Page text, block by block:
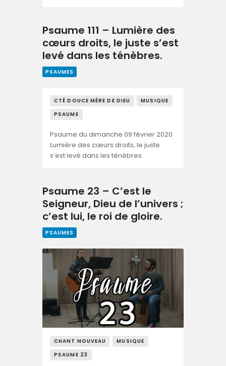
Psaume 111 – Lumière des
cœurs droits, le juste s’est
levé dans les ténèbres.
PSAUMES
CTÉ DOUCE MÈRE DE DIEU
MUSIQUE
PSAUME
Psaume du dimanche 09 février 2020
Lumière des cœurs droits, le juste
s’est levé dans les ténèbres.
Psaume 23 – C’est le
Seigneur, Dieu de l’univers ;
c’est lui, le roi de gloire.
PSAUMES
CHANT NOUVEAU
MUSIQUE
PSAUME 23